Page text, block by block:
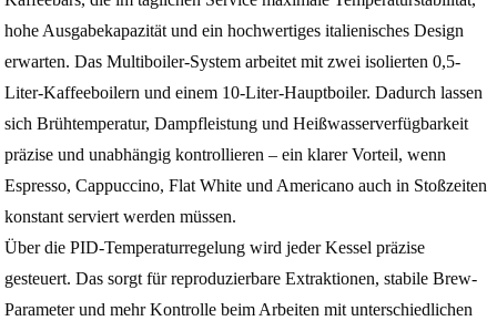
hohe Ausgabekapazität und ein hochwertiges italienisches Design
erwarten. Das Multiboiler-System arbeitet mit zwei isolierten 0,5-
Liter-Kaffeeboilern und einem 10-Liter-Hauptboiler. Dadurch lassen
sich Brühtemperatur, Dampfleistung und Heißwasserverfügbarkeit
präzise und unabhängig kontrollieren – ein klarer Vorteil, wenn
Espresso, Cappuccino, Flat White und Americano auch in Stoßzeiten
konstant serviert werden müssen.
Über die PID-Temperaturregelung wird jeder Kessel präzise
gesteuert. Das sorgt für reproduzierbare Extraktionen, stabile Brew-
Parameter und mehr Kontrolle beim Arbeiten mit unterschiedlichen